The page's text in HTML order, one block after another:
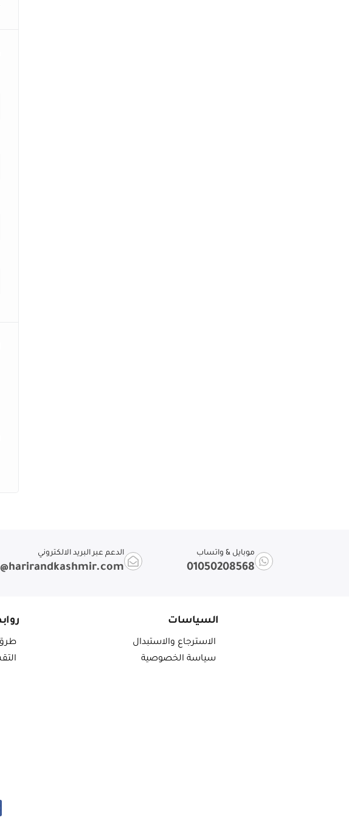
موبايل & واتساب
01050208568
الدعم عبر البريد الالكتروني
السياسات
الاسترجاع والاستبدال
سياسة الخصوصية